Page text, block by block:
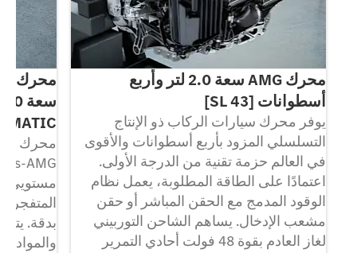
محرك AMG سعة 2.0 لتر وأربع
أسطوانات [SL 43]
يوفر محرك سيارات الركاب ذو الإنتاج
التسلسلي المزود بأربع أسطوانات والأقوى
في العالم حزمة تقنية من الدرجة الأولى.
اعتمادًا على الطاقة المطلوبة، يعمل نظام
الوقود المدمج مع الحقن المباشر أو حقن
مشعب الإدخال. يساهم الشاحن التوربيني
لغاز العادم بقوة 48 فولت أحادي التمرير
مستويي
بدقة.
والمواد